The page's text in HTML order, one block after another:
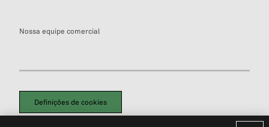
Nossa equipe comercial
Definições de cookies